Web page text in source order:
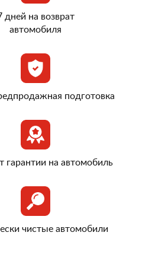
дней на возврат
автомобиля
подготовка
гарантии на автомобиль
чистые автомобили